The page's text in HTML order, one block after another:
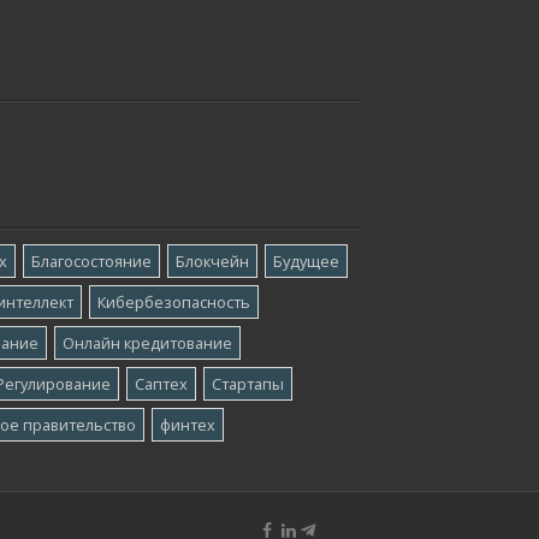
Благосостояние Блокчейн
Будущее
Кибербезопасность
Онлайн кредитование
Саптех
Стартапы
правительство
финтех